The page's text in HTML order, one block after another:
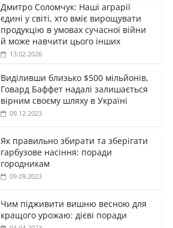
Дмитро Соломчук: Наші аграрії
єдині у світі, хто вміє вирощувати
продукцію в умовах сучасної війни
й може навчити цього інших
13.02.2026
Виділивши близько $500 мільйонів,
Говард Баффет надалі залишається
вірним своєму шляху в Україні
09.12.2023
Як правильно збирати та зберігати
гарбузове насіння: поради
городникам
09.09.2023
Чим підживити вишню весною для
кращого урожаю: дієві поради